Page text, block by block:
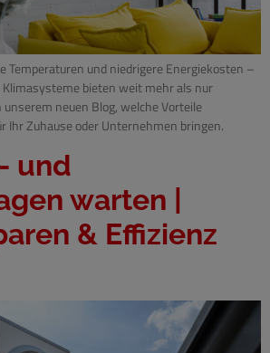
Temperaturen und niedrigere Energiekosten –
bieten weit mehr als nur
neuen Blog, welche Vorteile
Ihr Zuhause oder Unternehmen bringen.
und
warten |
& Effizienz